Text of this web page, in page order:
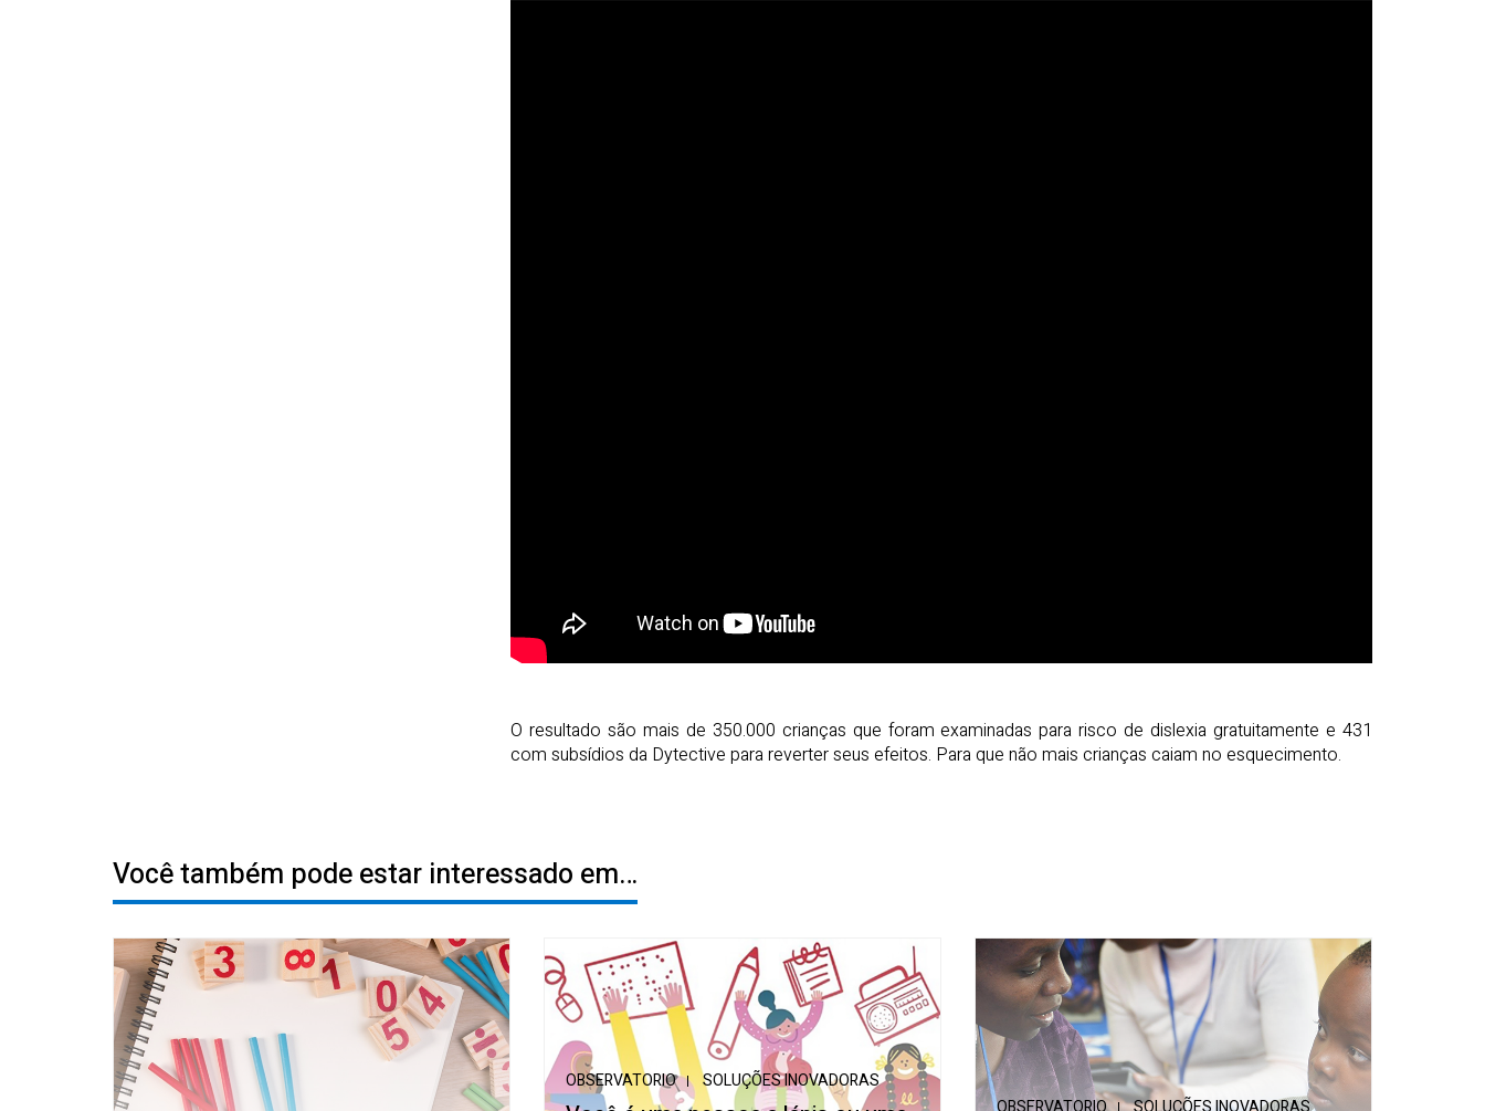
O resultado são mais de 350.000 crianças que foram examinadas para risco de dislexia gratuitamente e 431
com subsídios da Dytective para reverter seus efeitos. Para que não mais crianças caiam no esquecimento.
Você também pode estar interessado em…
OBSERVATORIO SOLUÇÕES INOVADORAS